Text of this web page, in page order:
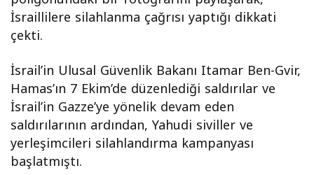
İsraillilere silahlanma çağrısı yaptığı dikkati
çekti.
İsrail’in Ulusal Güvenlik Bakanı Itamar Ben-Gvir,
Hamas’ın 7 Ekim’de düzenlediği saldırılar ve
İsrail’in Gazze’ye yönelik devam eden
saldırılarının ardından, Yahudi siviller ve
yerleşimcileri silahlandırma kampanyası
başlatmıştı.